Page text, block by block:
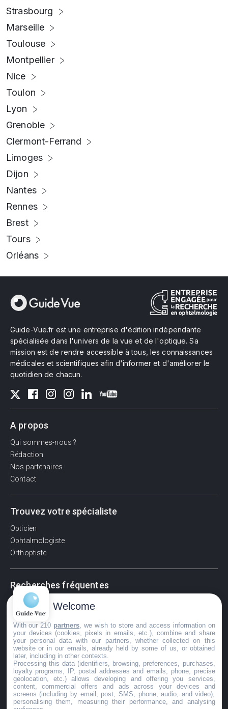
Strasbourg
Marseille
Toulouse
Montpellier
Nice
Toulon
Lyon
Grenoble
Clermont-Ferrand
Limoges
Dijon
Nantes
Rennes
Brest
Tours
Orléans
Guide-Vue.fr est une entreprise d'édition indépendante
spécialisée dans l'univers de la vue et de l'optique. Sa
mission est de rendre accessible à tous, les connaissances
médicales et scientifiques afin d'informer et d'améliorer le
quotidien de chacun.
A propos
Qui sommes-nous ?
Rédaction
Nos partenaires
Contact
Trouvez votre spécialiste
Opticien
Ophtalmologiste
Orthoptiste
Recherches fréquentes
Pathologies adultes
Signes d'une urgence ophtalmologique
La vision
Acuité visuelle
Myosis / mydriase
Œdème oculaire
©GuideVue2024
Welcome
With our 210 partners , we wish to store and access information on
your devices (cookies, pixels in emails, etc.), combine and share
your personal data with our partners, whether collected on this
website or in our emails, already held by some of us, or obtained
later, including in other contexts.
Processing this data (identifiers, browsing, preferences, purchases,
loyalty programs, IP, postal addresses and emails, phone, precise
geolocation, etc.) allows developing and offering you services,
content, commercial offers and ads across your devices and
screens (including by email, post, SMS, phone, audio, and video),
personalising them, measuring their performance, and analysing